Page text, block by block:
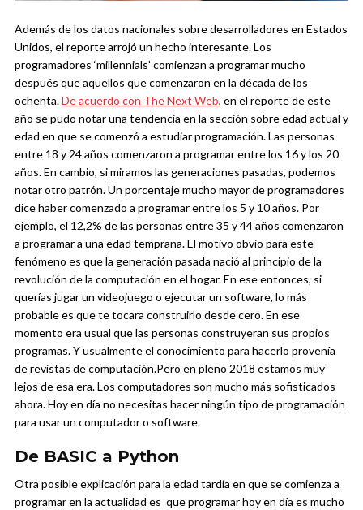
Además de los datos nacionales sobre desarrolladores en Estados
Unidos, el reporte arrojó un hecho interesante. Los
programadores ‘millennials’ comienzan a programar mucho
después que aquellos que comenzaron en la década de los
ochenta.De acuerdo con The Next Web, en el reporte de este
año se pudo notar una tendencia en la sección sobre edad actual y
edad en que se comenzó a estudiar programación. Las personas
entre 18 y 24 años comenzaron a programar entre los 16 y los 20
años.En cambio, si miramos las generaciones pasadas, podemos
notar otro patrón. Un porcentaje mucho mayor de programadores
dice haber comenzado a programar entre los 5 y 10 años. Por
ejemplo, el 12,2% de las personas entre 35 y 44 años comenzaron
a programar a una edad temprana.El motivo obvio para este
fenómeno es que la generación pasada nació al principio de la
revolución de la computación en el hogar. En ese entonces, si
querías jugar un videojuego o ejecutar un software, lo más
probable es que te tocara construirlo desde cero. En ese
momento era usual que las personas construyeran sus propios
programas. Y usualmente el conocimiento para hacerlo provenía
de revistas de computación.Pero en pleno 2018 estamos muy
lejos de esa era. Los computadores son mucho más sofisticados
ahora. Hoy en día no necesitas hacer ningún tipo de programación
para usar un computador o software.
De BASIC a Python
Otra posible explicación para la edad tardía en que se comienza a
programar en la actualidad es que programar hoy en día es mucho